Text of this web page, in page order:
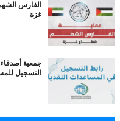
الفارس
غزة
جمعية أصدقاء
التسجيل